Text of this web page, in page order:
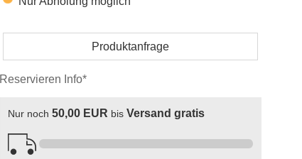
Produktanfrage
Reservieren Info*
Nur noch 50,00 EUR bis Versand gratis